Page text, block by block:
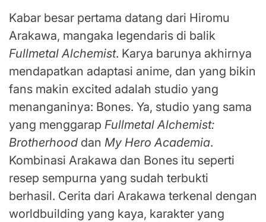
Kabar besar pertama datang dari Hiromu
Arakawa, mangaka legendaris di balik
Fullmetal Alchemist. Karya barunya akhirnya
mendapatkan adaptasi anime, dan yang bikin
fans makin excited adalah studio yang
menanganinya: Bones. Ya, studio yang sama
yang menggarap Fullmetal Alchemist:
Brotherhood dan My Hero Academia.
Kombinasi Arakawa dan Bones itu seperti
resep sempurna yang sudah terbukti
berhasil. Cerita dari Arakawa terkenal dengan
worldbuilding yang kaya, karakter yang